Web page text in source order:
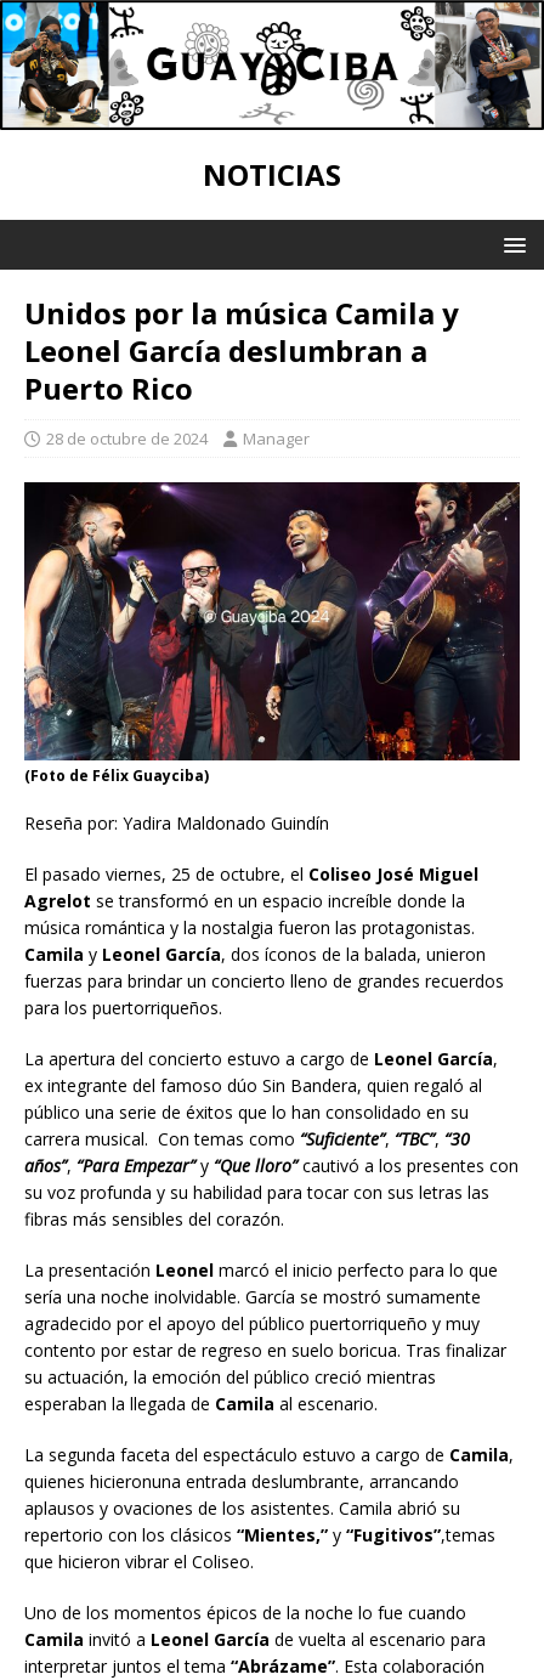
NOTICIAS
Unidos por la música Camila y
Leonel García deslumbran a
Puerto Rico
28 de octubre de 2024 Manager
(Foto de Félix Guayciba)
Reseña por: Yadira Maldonado Guindín
El pasado viernes, 25 de octubre, el Coliseo José Miguel
Agrelot se transformó en un espacio increíble donde la
música romántica y la nostalgia fueron las protagonistas.
Camila y Leonel García, dos íconos de la balada, unieron
fuerzas para brindar un concierto lleno de grandes recuerdos
para los puertorriqueños.
La apertura del concierto estuvo a cargo de Leonel García,
ex integrante del famoso dúo Sin Bandera, quien regaló al
público una serie de éxitos que lo han consolidado en su
carrera musical. Con temas como “Suficiente”, “TBC”, “30
años”, “Para Empezar”y “Que lloro”cautivó a los presentes con
su voz profunda y su habilidad para tocar con sus letras las
fibras más sensibles del corazón.
La presentación Leonel marcó el inicio perfecto para lo que
sería una noche inolvidable. García se mostró sumamente
agradecido por el apoyo del público puertorriqueño y muy
contento por estar de regreso en suelo boricua. Tras finalizar
su actuación, la emoción del público creció mientras
esperaban la llegada de Camila al escenario.
La segunda faceta del espectáculo estuvo a cargo de Camila,
quienes hicieronuna entrada deslumbrante, arrancando
aplausos y ovaciones de los asistentes. Camila abrió su
repertorio con los clásicos “Mientes,” y “Fugitivos”,temas
que hicieron vibrar el Coliseo.
Uno de los momentos épicos de la noche lo fue cuando
Camila invitó a Leonel García de vuelta al escenario para
interpretar juntos el tema “Abrázame”. Esta colaboración